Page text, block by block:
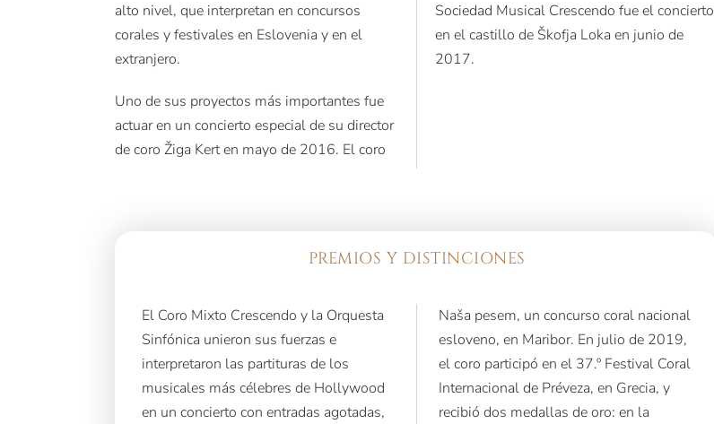
alto nivel, que interpretan en concursos
corales y festivales en Eslovenia y en el
extranjero.
Uno de sus proyectos más importantes fue
actuar en un concierto especial de su director
de coro Žiga Kert en mayo de 2016. El coro
Sociedad Musical Crescendo fue el concierto
en el castillo de Škofja Loka en junio de
2017.
PREMIOS Y DISTINCIONES
El Coro Mixto Crescendo y la Orquesta
Sinfónica unieron sus fuerzas e
interpretaron las partituras de los
musicales más célebres de Hollywood
en un concierto con entradas agotadas,
Naša pesem, un concurso coral nacional
esloveno, en Maribor. En julio de 2019,
el coro participó en el 37.º Festival Coral
Internacional de Préveza, en Grecia, y
recibió dos medallas de oro: en la